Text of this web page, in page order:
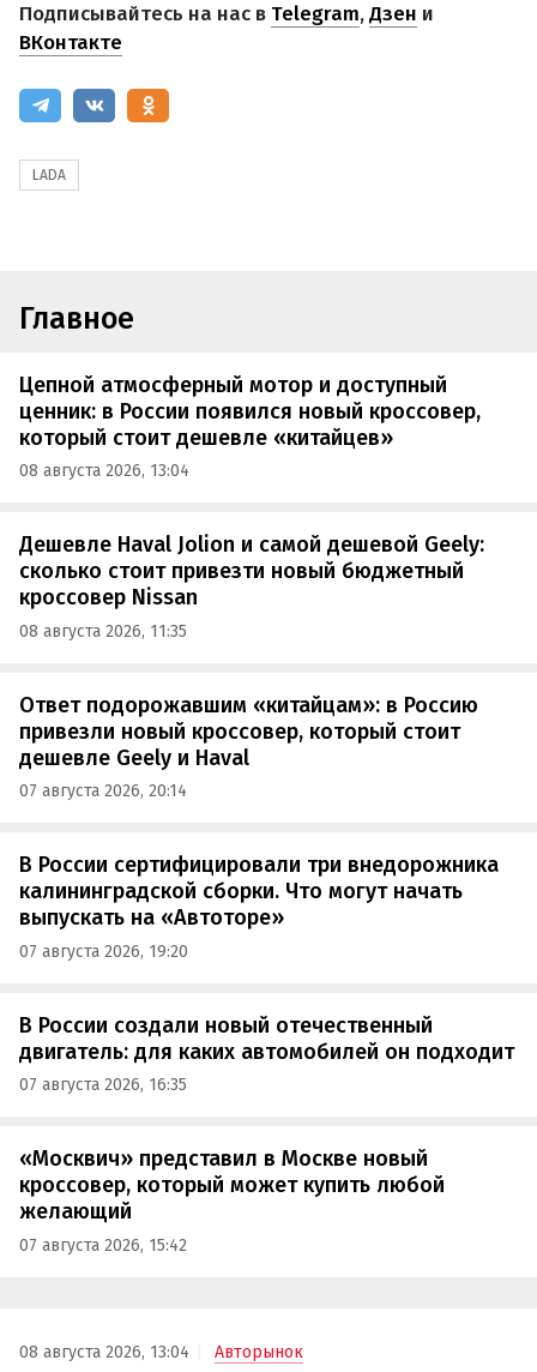
Подписывайтесь на нас в Telegram,Дзен и
ВКонтакте
LADA
Главное
Цепной атмосферный мотор и доступный
ценник: в России появился новый кроссовер,
который стоит дешевле «китайцев»
08 августа 2026, 13:04
Дешевле Haval Jolion и самой дешевой Geely:
сколько стоит привезти новый бюджетный
кроссовер Nissan
08 августа 2026, 11:35
Ответ подорожавшим «китайцам»: в Россию
привезли новый кроссовер, который стоит
дешевле Geely и Haval
07 августа 2026, 20:14
В России сертифицировали три внедорожника
калининградской сборки. Что могут начать
выпускать на «Автоторе»
07 августа 2026, 19:20
В России создали новый отечественный
двигатель: для каких автомобилей он подходит
07 августа 2026, 16:35
«Москвич» представил в Москве новый
кроссовер, который может купить любой
желающий
07 августа 2026, 15:42
08 августа 2026, 13:04 Авторынок